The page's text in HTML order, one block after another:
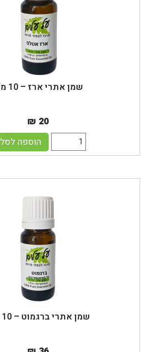
שמן אתרי ארז – 10 מ"ל
₪ 20
הוספה לסל
שמן אתרי ברגמוט – 10 מ"ל